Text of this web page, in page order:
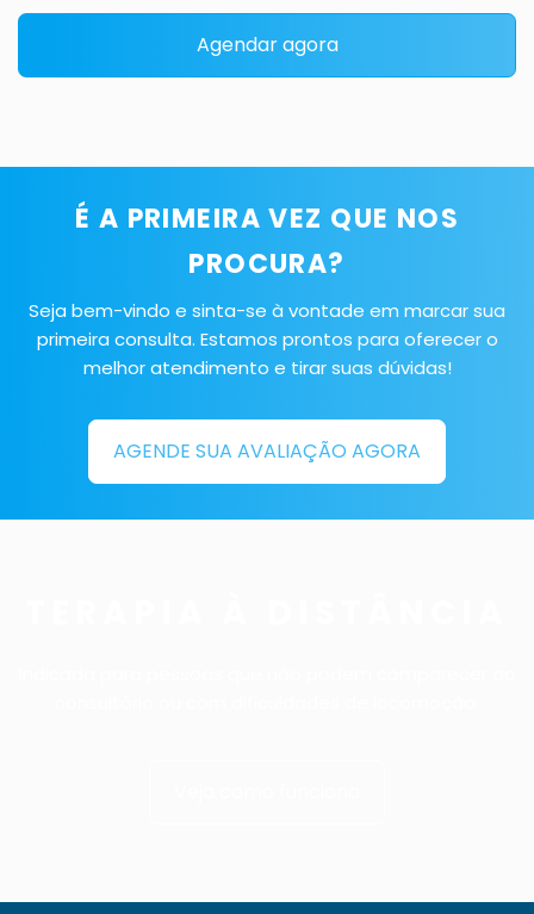
Agendar agora
É A PRIMEIRA VEZ QUE NOS
PROCURA?
Seja bem-vindo e sinta-se à vontade em marcar sua
primeira consulta. Estamos prontos para oferecer o
melhor atendimento e tirar suas dúvidas!
AGENDE SUA AVALIAÇÃO AGORA